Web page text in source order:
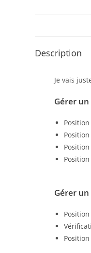
Description
Je vais
Gérer
Gérer